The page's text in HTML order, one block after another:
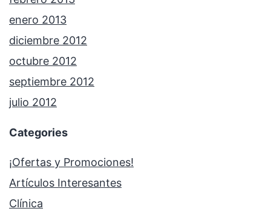
enero 2013
diciembre 2012
octubre 2012
septiembre 2012
julio 2012
Categories
¡Ofertas y Promociones!
Artículos Interesantes
Clínica